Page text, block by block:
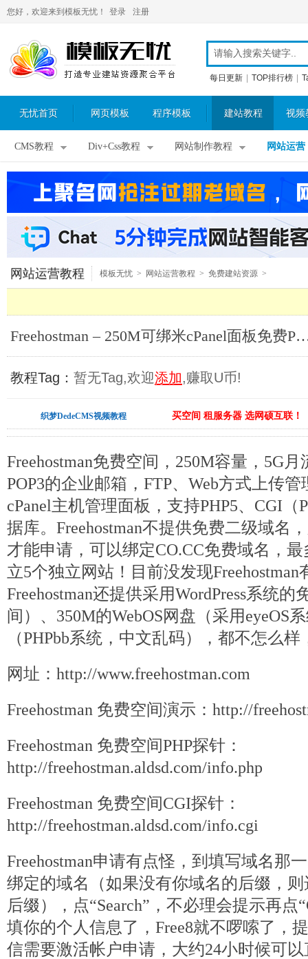
您好，欢迎来到模板无忧！ 登录 注册
每日更新 TOP排行榜
无忧首页 网页模板 程序模板 建站教程 视频
CMS教程 Div+Css教程 网站制作教程 网站运营
网站运营教程 模板无忧 > 网站运营教程 > 免费建站资源 >
Freehostman – 250M可绑米cPanel面板
教程Tag： 暂无Tag,欢迎添加,赚取U币!
织梦DedeCMS视频教程 买空间 租服务器 选网硕互联！
Freehostman免费空间，250M容量，5G
POP3的企业邮箱，FTP、Web方式上传
cPanel主机管理面板，支持PHP5、CGI（
据库。Freehostman不提供免费二级域名
才能申请，可以绑定CO.CC免费域名，
立5个独立网站！目前没发现Freehostman
Freehostman还提供采用WordPress系统
间）、350M的WebOS网盘（采用eyeOS
（PHPbb系统，中文乱码），都不怎么
网址：http://www.freehostman.com
Freehostman 免费空间演示：http://
Freehostman 免费空间PHP探针：
http://freehostman.aldsd.com/info.php
Freehostman 免费空间CGI探针：
http://freehostman.aldsd.com/info.cgi
Freehostman申请有点怪，到填写域名那
绑定的域名（如果没有你域名的后缀，则
后缀），点“Search”，不必理会提示再点
填你的个人信息了，Free8就不啰嗦了，
信需要激活帐户申请，大约24小时候可